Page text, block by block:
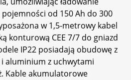
od 150 Ah do 300
w 1,5-metrowy kabel
konturową CEE 7/7 do gniazd
IP22 posiadają obudowę z
aluminium z uchwytami
Kable akumulatorowe